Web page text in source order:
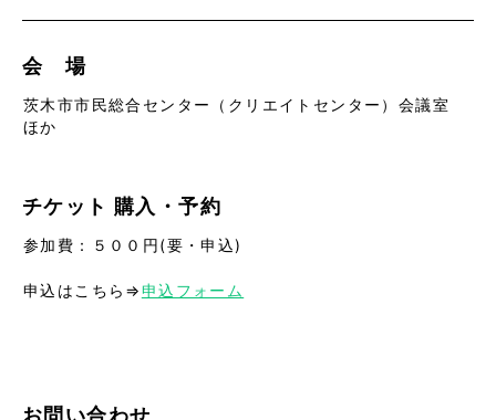
会 場
茨木市市民総合センター（クリエイトセンター）会議室
ほか
チケット 購入・予約
参加費 ：５００円(要・申込)
申込はこちら⇒申込フォーム
お問い合わせ